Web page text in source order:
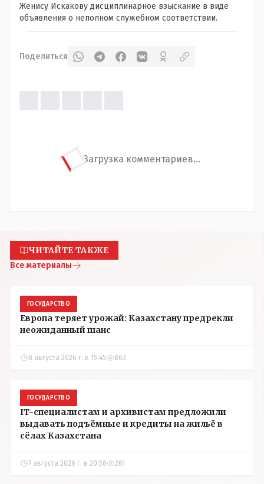
Женису Искакову дисциплинарное взыскание в виде
объявления о неполном служебном соответствии.
Поделиться
Загрузка комментариев...
ЧИТАЙТЕ ТАКЖЕ
Все материалы
ГОСУДАРСТВО
Европа теряет урожай: Казахстану предрекли
неожиданный шанс
8 августа 2026 г. в 15:45 863
ГОСУДАРСТВО
IT-специалистам и архивистам предложили
выдавать подъёмные и кредиты на жильё в
сёлах Казахстана
7 августа 2026 г. в 20:56 261